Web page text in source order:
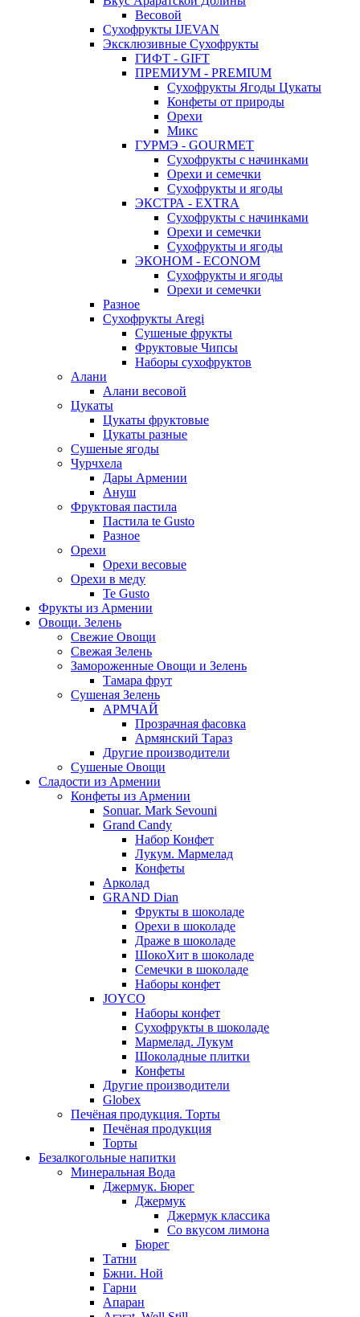
Весовой
Сухофрукты IJEVAN
Эксклюзивные Сухофрукты
ГИФТ - GIFT
ПРЕМИУМ - PREMIUM
Сухофрукты Ягоды Цукаты
Конфеты от природы
Орехи
Микс
ГУРМЭ - GOURMET
Сухофрукты с начинками
Орехи и семечки
Сухофрукты и ягоды
ЭКСТРА - EXTRA
Сухофрукты с начинками
Орехи и семечки
Сухофрукты и ягоды
ЭКОНОМ - ECONOM
Сухофрукты и ягоды
Орехи и семечки
Разное
Сухофрукты Aregi
Сушеные фрукты
Фруктовые Чипсы
Наборы сухофруктов
Алани
Алани весовой
Цукаты
Цукаты фруктовые
Цукаты разные
Сушеные ягоды
Чурчхела
Дары Армении
Ануш
Фруктовая пастила
Пастила te Gusto
Разное
Орехи
Орехи весовые
Орехи в меду
Te Gusto
Фрукты из Армении
Овощи. Зелень
Свежие Овощи
Свежая Зелень
Замороженные Овощи и Зелень
Тамара фрут
Сушеная Зелень
АРМЧАЙ
Прозрачная фасовка
Армянский Тараз
Другие производители
Сушеные Овощи
Сладости из Армении
Конфеты из Армении
Sonuar. Mark Sevouni
Grand Candy
Набор Конфет
Лукум. Мармелад
Конфеты
Арколад
GRAND Dian
Фрукты в шоколаде
Орехи в шоколаде
Драже в шоколаде
ШокоХит в шоколаде
Семечки в шоколаде
Наборы конфет
JOYCO
Наборы конфет
Сухофрукты в шоколаде
Мармелад. Лукум
Шоколадные плитки
Конфеты
Другие производители
Globex
Печёная продукция. Торты
Печёная продукция
Торты
Безалкогольные напитки
Минеральная Вода
Джермук. Бюрег
Джермук
Джермук классика
Со вкусом лимона
Бюрег
Татни
Бжни. Ной
Гарни
Апаран